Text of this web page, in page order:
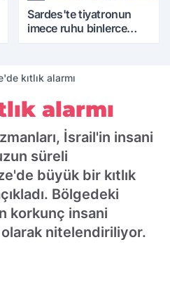
Sardes'te tiyatronun
imece ruhu binlerce
kıtlık alarmı
alarmı
İsrail'in insani
süreli
büyük bir kıtlık
Bölgedeki
korkunç insani
nitelendiriliyor.